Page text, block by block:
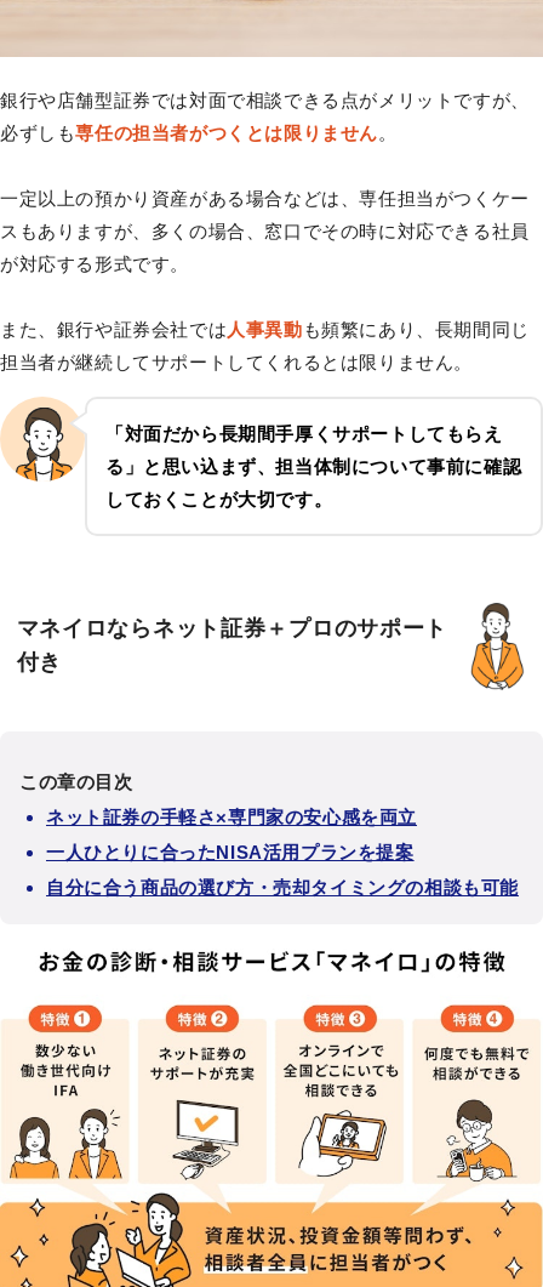
銀行や店舗型証券では対面で相談できる点がメリットですが、
必ずしも専任の担当者がつくとは限りません。
一定以上の預かり資産がある場合などは、専任担当がつくケー
スもありますが、多くの場合、窓口でその時に対応できる社員
が対応する形式です。
また、銀行や証券会社では 人事異動 も頻繁にあり、長期間同じ
担当者が継続してサポートしてくれるとは限りません。
「対面だから長期間手厚くサポートしてもらえ
る」と思い込まず、担当体制について事前に確認
しておくことが大切です。
マネイロならネット証券＋プロのサポート
付き
この章の目次
ネット証券の手軽さ×専門家の安心感を両立
一人ひとりに合ったNISA活用プランを提案
自分に合う商品の選び方・売却タイミングの相談も可能